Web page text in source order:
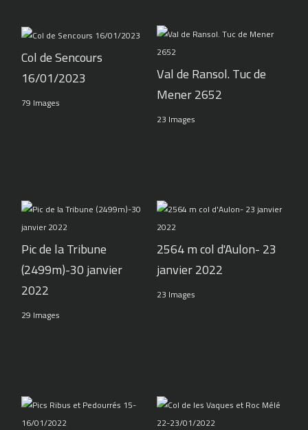
Col de Sencours
16/01/2023
79 Images
Val de Ransol. Tuc de
Mener 2652
23 Images
Pic de la Tribune
(2499m)-30 janvier
2022
29 Images
2564 m col d'Aulon- 23
janvier 2022
23 Images